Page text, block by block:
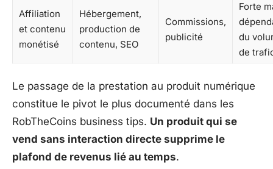
Affiliation
et contenu
monétisé
Hébergement,
production de
contenu, SEO
Commissions,
publicité
Forte
du
de
Le passage de la prestation au produit numérique
constitue le pivot le plus documenté dans les
RobTheCoins business tips. Un produit qui se
vend sans interaction directe supprime le
plafond de revenus lié au temps.